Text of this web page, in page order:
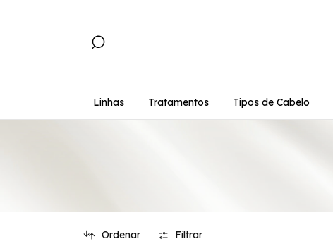
Linhas Tratamentos Tipos de Cabelo
Ordenar Filtrar